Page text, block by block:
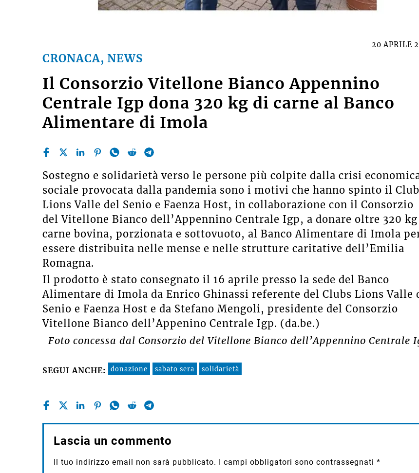
CRONACA, NEWS
20 APRILE
Il Consorzio Vitellone Bianco Appennino
Centrale Igp dona 320 kg di carne al Banco
Alimentare di Imola
Sostegno e solidarietà verso le persone più colpite dalla crisi
sociale provocata dalla pandemia sono i motivi che hanno spinto il
Lions Valle del Senio e Faenza Host, in collaborazione con il Consorzio
del Vitellone Bianco dell’Appennino Centrale Igp, a donare oltre 320
carne bovina, porzionata e sottovuoto, al Banco Alimentare di Imola
essere distribuita nelle mense e nelle strutture caritative dell’Emilia
Romagna.
Il prodotto è stato consegnato il 16 aprile presso la sede del Banco
Alimentare di Imola da Enrico Ghinassi referente del Clubs Lions Valle
Senio e Faenza Host e da Stefano Mengoli, presidente del Consorzio
Vitellone Bianco dell’Appenino Centrale Igp. (da.be.)
Foto concessa dal Consorzio del Vitellone Bianco dell’Appennino Centrale
SEGUI ANCHE: donazione sabato sera solidarietà
Lascia un commento
Il tuo indirizzo email non sarà pubblicato. I campi obbligatori sono contrassegnati *